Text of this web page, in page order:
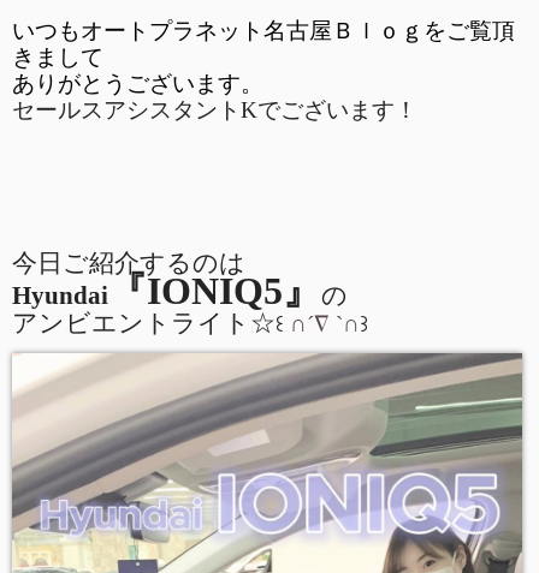
いつもオートプラネット名古屋Ｂｌｏｇをご覧頂
きまして
ありがとうございます。
セールスアシスタントKでございます！
今日ご紹介するのは
Hyundai
『IONIQ5』
の
アンビエントライト☆꒰ ∩´∇ `∩꒱